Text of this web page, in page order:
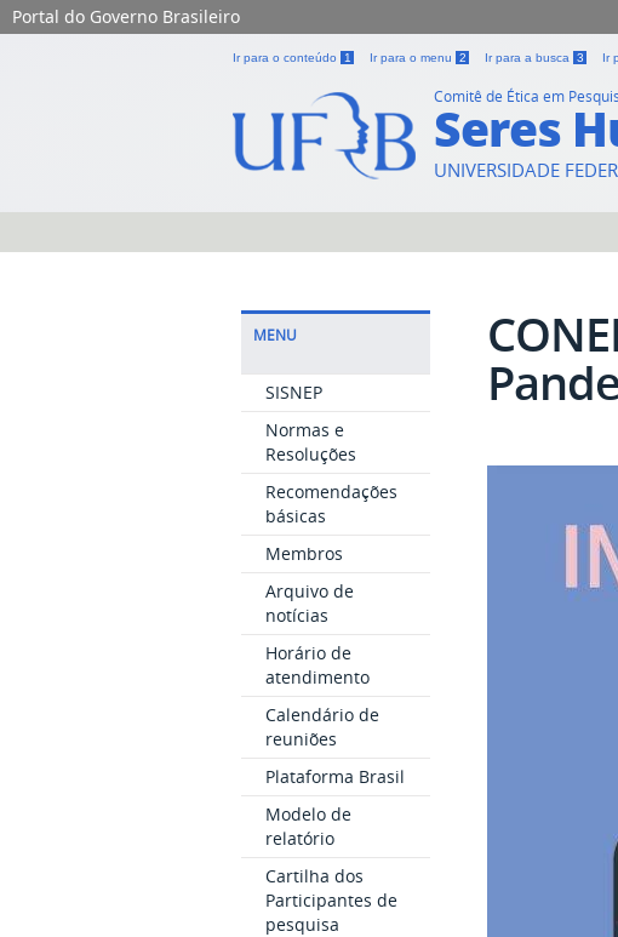
Portal do Governo Brasileiro
Ir para o conteúdo 1 Ir para o menu 2 Ir para a busca 3 Ir
Comitê de Ética em
Seres
UNIVERSIDADE
MENU
SISNEP
Normas e
Resoluções
Recomendações
básicas
Membros
Arquivo de
notícias
Horário de
atendimento
Calendário de
reuniões
Plataforma Brasil
Modelo de
relatório
Cartilha dos
Participantes de
pesquisa